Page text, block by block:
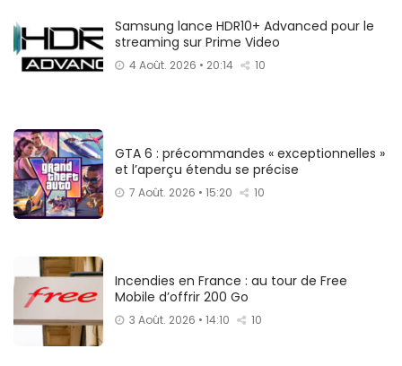
Samsung lance HDR10+ Advanced pour le
streaming sur Prime Video
4 Août. 2026 • 20:14 10
GTA 6 : précommandes « exceptionnelles »
et l’aperçu étendu se précise
7 Août. 2026 • 15:20 10
Incendies en France : au tour de Free
Mobile d’offrir 200 Go
3 Août. 2026 • 14:10 10